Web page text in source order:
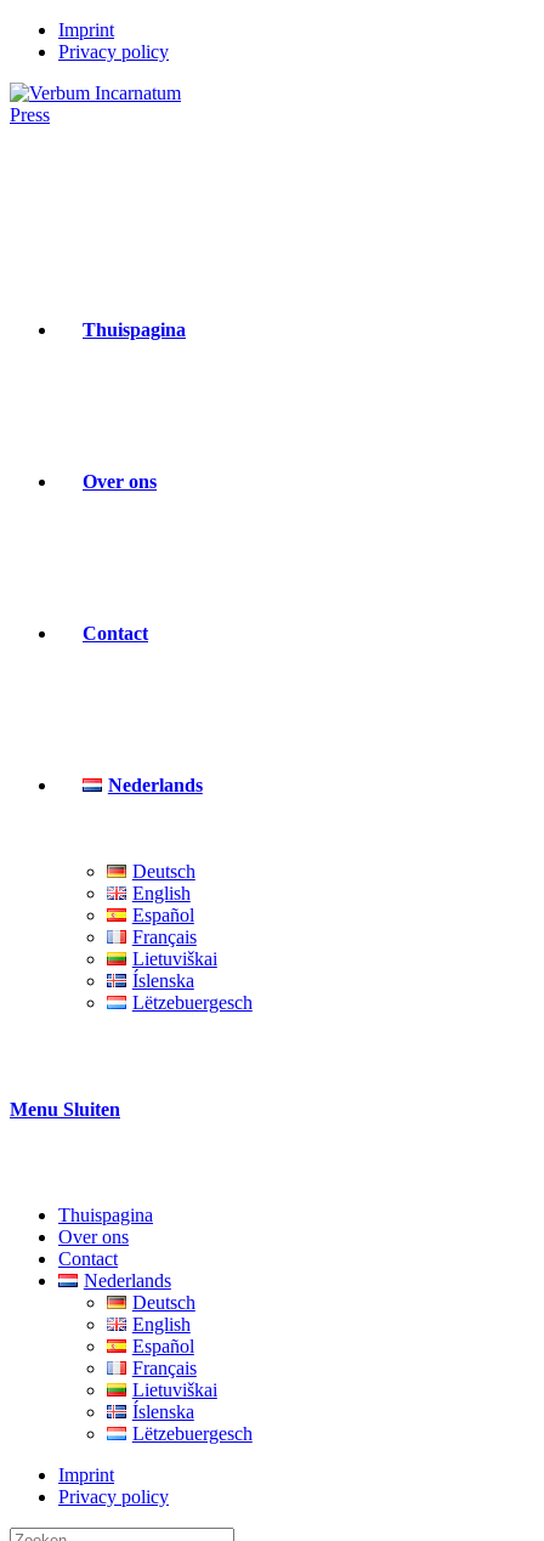
naar
Imprint
Privacy policy
Thuispagina
Over ons
Contact
Nederlands
Deutsch
English
Español
Français
Lietuviškai
Íslenska
Lëtzebuergesch
Menu Sluiten
Thuispagina
Over ons
Contact
Nederlands
Deutsch
English
Español
Français
Lietuviškai
Íslenska
Lëtzebuergesch
Imprint
Privacy policy